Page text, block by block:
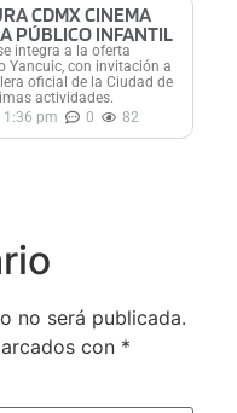
CDMX CINEMA
PÚBLICO INFANTIL
integra a la oferta
Yancuic, con invitación a
oficial de la Ciudad de
actividades.
1:36 pm 0 82
no será publicada.
con *